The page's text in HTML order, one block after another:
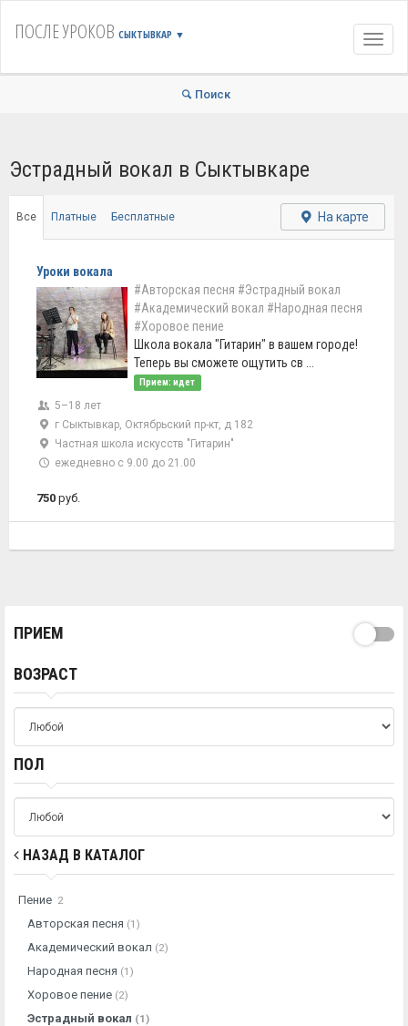
ПОСЛЕ УРОКОВ СЫКТЫВКАР ▼
Поиск
Эстрадный вокал в Сыктывкаре
Все Платные Бесплатные На карте
Уроки вокала
#Авторская песня #Эстрадный вокал
#Академический вокал #Народная песня
#Хоровое пение
Школа вокала "Гитарин" в вашем городе!
Теперь вы сможете ощутить св ...
Прием: идет
5–18 лет
г Сыктывкар, Октябрьский пр-кт, д 182
Частная школа искусств "Гитарин"
ежедневно с 9.00 до 21.00
750 руб.
ПРИЕМ
ВОЗРАСТ
ПОЛ
НАЗАД В КАТАЛОГ
Пение 2
Авторская песня (1)
Академический вокал (2)
Народная песня (1)
Хоровое пение (2)
Эстрадный вокал (1)